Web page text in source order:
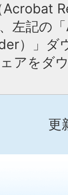
Acrobat
左記の
）」ダ
アをダ
更